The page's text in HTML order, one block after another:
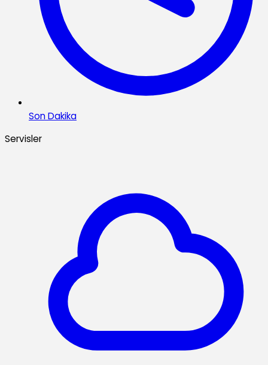
Son Dakika
Servisler